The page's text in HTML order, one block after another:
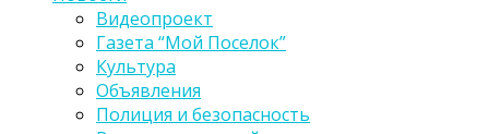
Видеопроект
Газета “Мой Поселок”
Культура
Объявления
Полиция и безопасность